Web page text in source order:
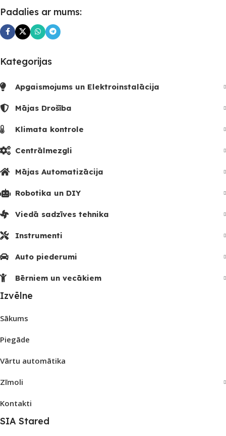
Padalies ar mums:
Kategorijas
Apgaismojums un Elektroinstalācija
Mājas Drošība
Klimata kontrole
Centrālmezgli
Mājas Automatizācija
Robotika un DIY
Viedā sadzīves tehnika
Instrumenti
Auto piederumi
Bērniem un vecākiem
Izvēlne
Sākums
Piegāde
Vārtu automātika
Zīmoli
Kontakti
SIA Stared